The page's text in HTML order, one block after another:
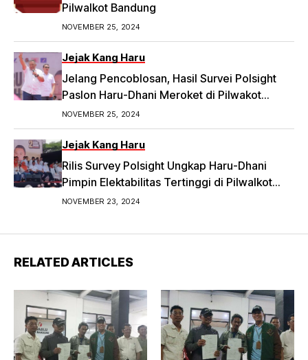
Pilwalkot Bandung
NOVEMBER 25, 2024
Jejak Kang Haru
Jelang Pencoblosan, Hasil Survei Polsight
Paslon Haru-Dhani Meroket di Pilwakot
Bandung
NOVEMBER 25, 2024
Jejak Kang Haru
Rilis Survey Polsight Ungkap Haru-Dhani
Pimpin Elektabilitas Tertinggi di Pilwalkot
Bandung 2024
NOVEMBER 23, 2024
RELATED ARTICLES